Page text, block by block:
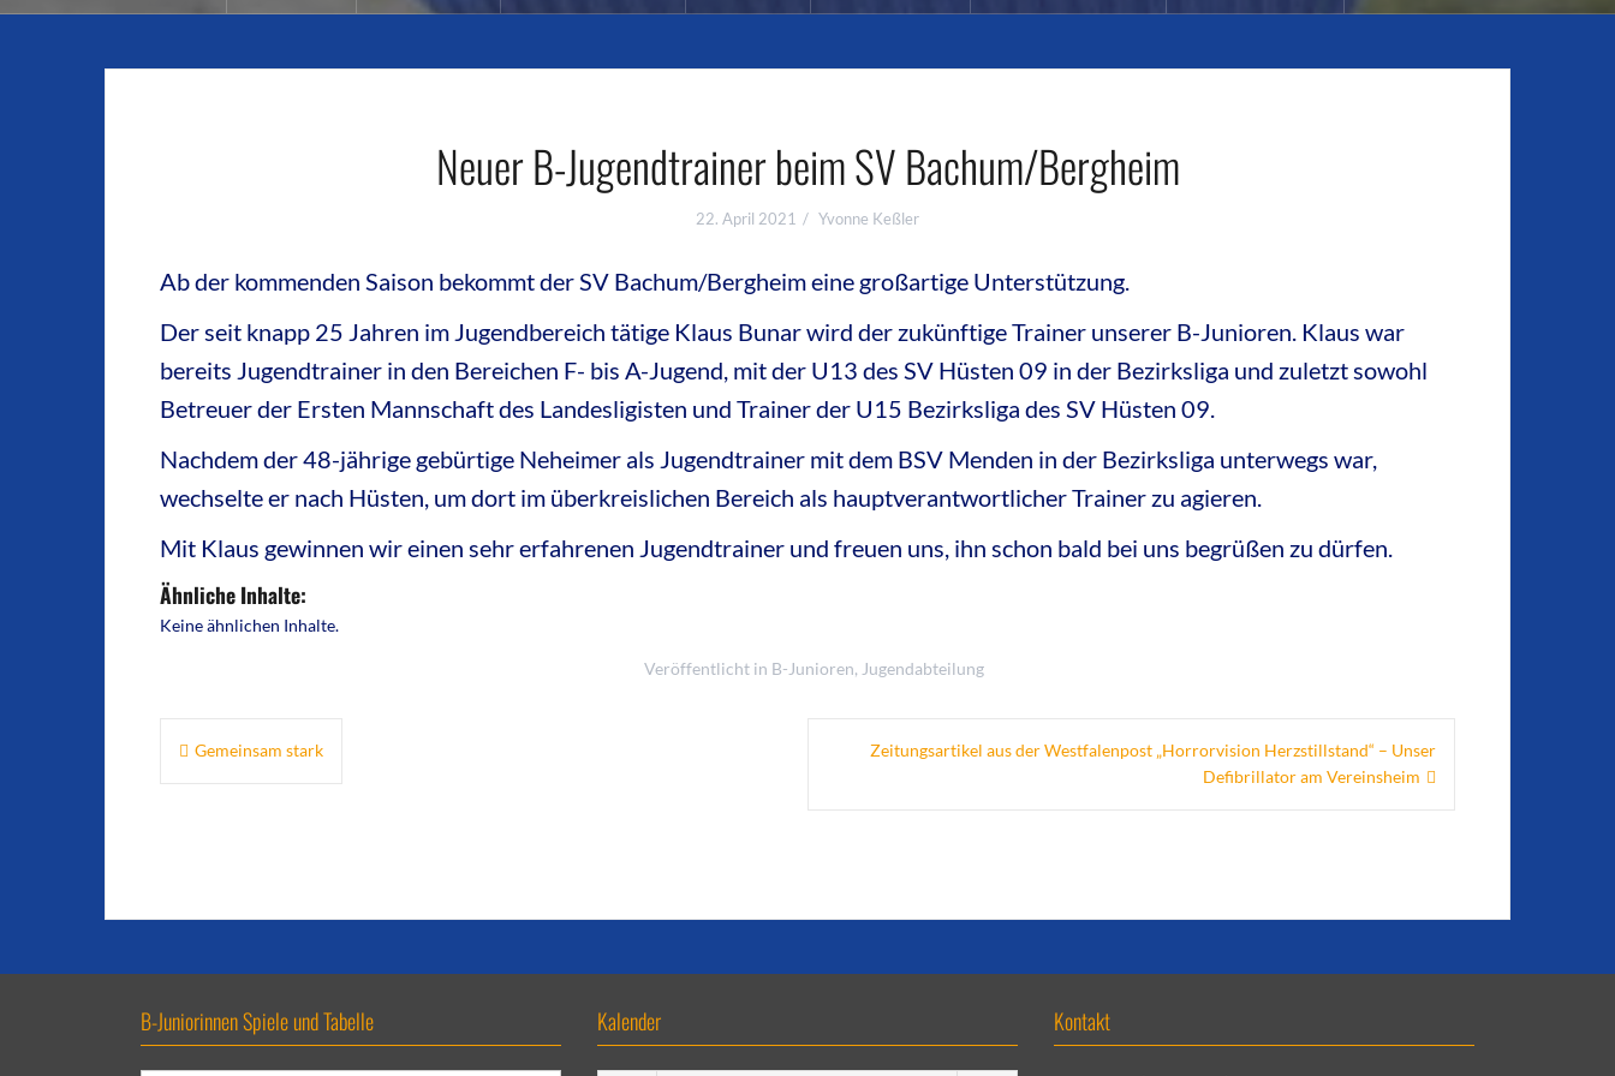
Neuer B-Jugendtrainer beim SV Bachum/Bergheim
22. April 2021 Yvonne Keßler
Ab der kommenden Saison bekommt der SV Bachum/Bergheim eine großartige Unterstützung.
Der seit knapp 25 Jahren im Jugendbereich tätige Klaus Bunar wird der zukünftige Trainer unserer B-Junioren. Klaus war
bereits Jugendtrainer in den Bereichen F- bis A-Jugend, mit der U13 des SV Hüsten 09 in der Bezirksliga und zuletzt sowohl
Betreuer der Ersten Mannschaft des Landesligisten und Trainer der U15 Bezirksliga des SV Hüsten 09.
Nachdem der 48-jährige gebürtige Neheimer als Jugendtrainer mit dem BSV Menden in der Bezirksliga unterwegs war,
wechselte er nach Hüsten, um dort im überkreislichen Bereich als hauptverantwortlicher Trainer zu agieren.
Mit Klaus gewinnen wir einen sehr erfahrenen Jugendtrainer und freuen uns, ihn schon bald bei uns begrüßen zu dürfen.
Ähnliche Inhalte:
Keine ähnlichen Inhalte.
Veröffentlicht in B-Junioren, Jugendabteilung
Beitragsnavigation
Gemeinsam stark
Zeitungsartikel aus der Westfalenpost „Horrorvision Herzstillstand“ – Unser
Defibrillator am Vereinsheim
B-Juniorinnen Spiele und Tabelle Kalender Kontakt